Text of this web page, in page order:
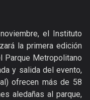
el Instituto
la primera edición
Parque Metropolitano
y salida del evento,
ofrecen más de 58
aledañas al parque,